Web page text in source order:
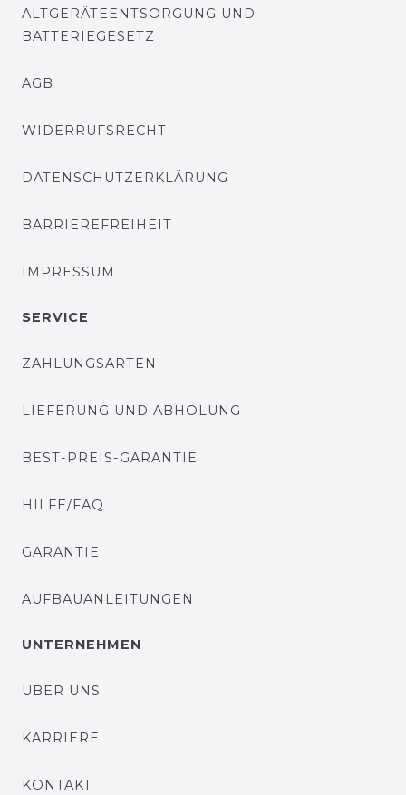
ALTGERÄTEENTSORGUNG UND
BATTERIEGESETZ
AGB
WIDERRUFSRECHT
DATENSCHUTZERKLÄRUNG
BARRIEREFREIHEIT
IMPRESSUM
SERVICE
ZAHLUNGSARTEN
LIEFERUNG UND ABHOLUNG
BEST-PREIS-GARANTIE
HILFE/FAQ
GARANTIE
AUFBAUANLEITUNGEN
UNTERNEHMEN
ÜBER UNS
KARRIERE
KONTAKT